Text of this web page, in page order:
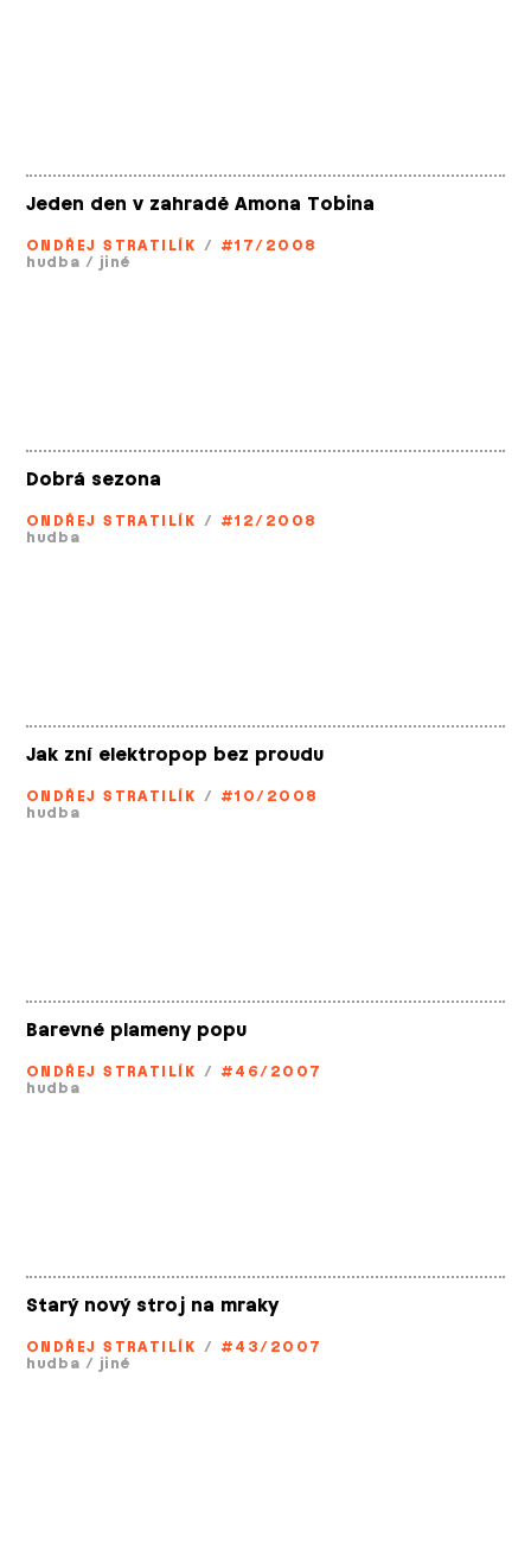
Jeden den v zahradě Amona Tobina
ONDŘEJ STRATILÍK / #17/2008
hudba / jiné
Dobrá sezona
ONDŘEJ STRATILÍK / #12/2008
hudba
Jak zní elektropop bez proudu
ONDŘEJ STRATILÍK / #10/2008
hudba
Barevné plameny popu
ONDŘEJ STRATILÍK / #46/2007
hudba
Starý nový stroj na mraky
ONDŘEJ STRATILÍK / #43/2007
hudba / jiné